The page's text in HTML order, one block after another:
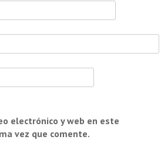
electrónico y web en este
vez que comente.